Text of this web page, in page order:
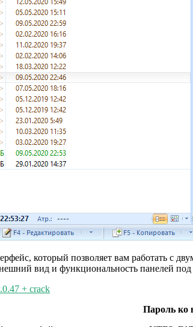
который позволяет вам работать
вид и функциональность панелей
+ crack
Пароль ко